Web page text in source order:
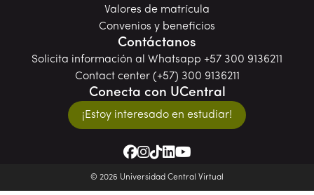
Valores de matrícula
Convenios y beneficios
Contáctanos
Solicita información al Whatsapp +57 300 9136211
Contact center (+57) 300 9136211
Conecta con UCentral
¡Estoy interesado en estudiar!
© 2026 Universidad Central Virtual